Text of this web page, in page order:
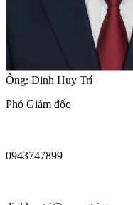
Ông: Đinh Huy Trí
Phó Giám đốc
0943747899